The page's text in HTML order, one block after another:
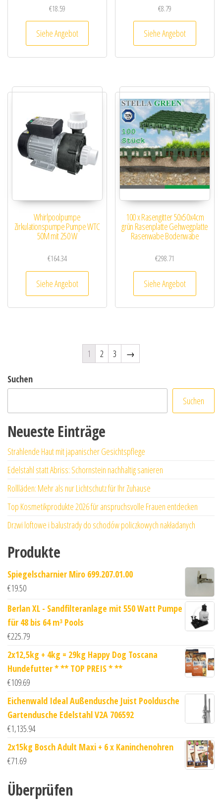
€18.59
Siehe Angebot
€8.79
Siehe Angebot
Whirlpoolpumpe
Zirkulationspumpe Pumpe WTC
50M mit 250 W
€164.34
Siehe Angebot
100 x Rasengitter 50x50x4cm
grün Rasenplatte Gehwegplatte
Rasenwabe Bodenwabe
€298.71
Siehe Angebot
1 2 3 →
Suchen
Suchen
Neueste Einträge
Strahlende Haut mit japanischer Gesichtspflege
Edelstahl statt Abriss: Schornstein nachhaltig sanieren
Rollläden: Mehr als nur Lichtschutz für Ihr Zuhause
Top Kosmetikprodukte 2026 für anspruchsvolle Frauen entdecken
Drzwi loftowe i balustrady do schodów policzkowych nakładanych
Produkte
Spiegelscharnier Miro 699.207.01.00
€19.50
Berlan XL - Sandfilteranlage mit 550 Watt Pumpe
für 48 bis 64 m³ Pools
€225.79
2x12,5kg + 4kg = 29kg Happy Dog Toscana
Hundefutter * ** TOP PREIS * **
€109.69
Eichenwald Ideal Außendusche Juist Pooldusche
Gartendusche Edelstahl V2A 706592
€1,135.94
2x15kg Bosch Adult Maxi + 6 x Kaninchenohren
€71.69
Überprüfen